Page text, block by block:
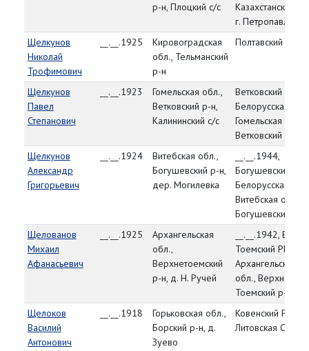
р-н, Плоцкий с/с
Казахстанская
г. Петропавловск
Щелкунов
Николай
Трофимович
__.__.1925
Кировоградская
обл., Тельманский
р-н
Полтавский РВК
Щелкунов
Павел
Степанович
__.__.1923
Гомельская обл.,
Ветковский р-н,
Калининский с/с
Ветковский РВК,
Белорусская
Гомельская обл.,
Ветковский р-н
Щелкунов
Александр
Григорьевич
__.__.1924
Витебская обл.,
Богушевский р-н,
дер. Могилевка
__.__.1944,
Богушевский
Белорусская
Витебская обл.,
Богушевский р-н
Щелованов
Михаил
Афанасьевич
__.__.1925
Архангельская
обл.,
Верхнетоемский
р-н, д. Н. Ручей
__.__.1942,
Тоемский РВК,
Архангельская
обл., Верхне-
Тоемский р-н
Щелоков
Василий
Антонович
__.__.1918
Горьковская обл.,
Борский р-н, д.
Зуево
Ковенский РВК,
Литовская ССР